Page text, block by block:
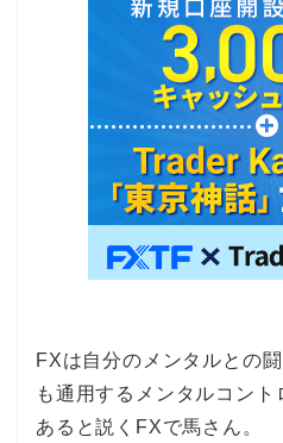
FXは自分のメンタルとの
も通用するメンタルコン
あると説くFXで馬さん。